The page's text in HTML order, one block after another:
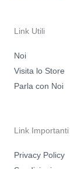
m
Link Utili
Noi
Visita lo Store
Parla con Noi
Link Importanti
Privacy Policy